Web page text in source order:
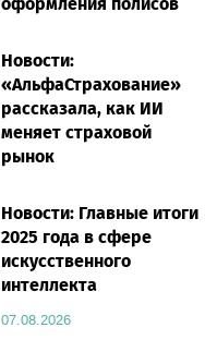
Новости:
«АльфаСтрахование»
рассказала, как ИИ
меняет страховой
рынок
Новости: Главные итоги
2025 года в сфере
искусственного
интеллекта
07.08.2026